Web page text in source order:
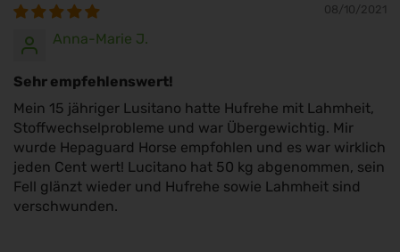
08/10/2021
Anna-Marie J.
Sehr empfehlenswert!
Mein 15 jähriger Lusitano hatte Hufrehe mit Lahmheit,
Stoffwechselprobleme und war Übergewichtig. Mir
wurde Hepaguard Horse empfohlen und es war wirklich
jeden Cent wert! Lucitano hat 50 kg abgenommen, sein
Fell glänzt wieder und Hufrehe sowie Lahmheit sind
verschwunden.